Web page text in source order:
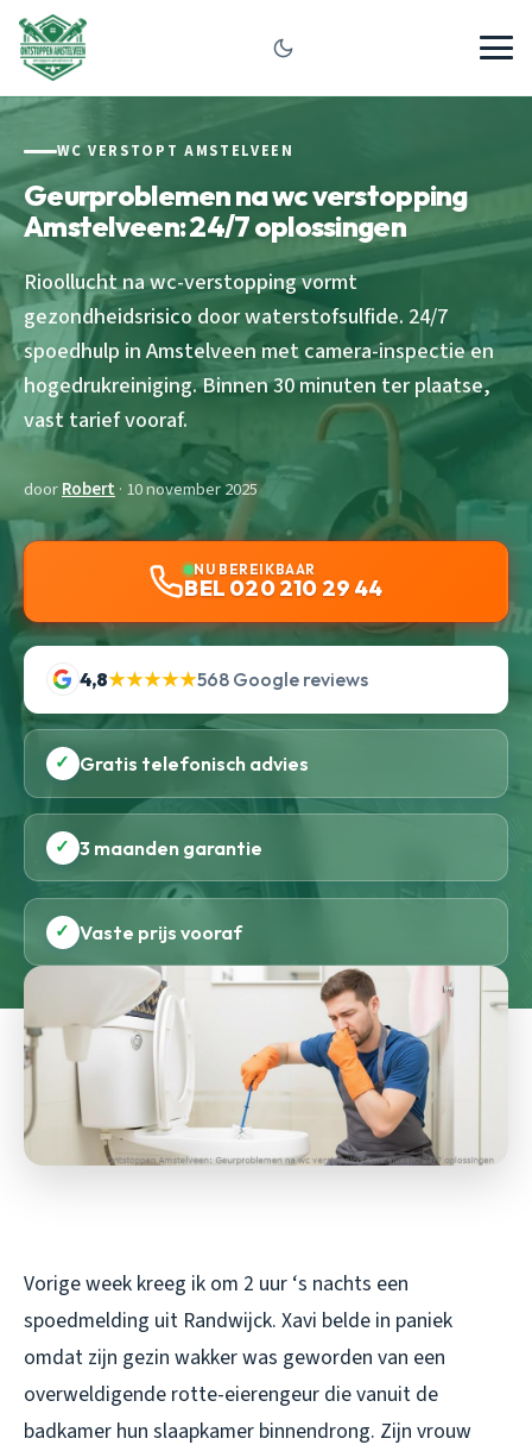
WC VERSTOPT AMSTELVEEN
Geurproblemen na wc verstopping
Amstelveen: 24/7 oplossingen
Rioollucht na wc-verstopping vormt
gezondheidsrisico door waterstofsulfide. 24/7
spoedhulp in Amstelveen met camera-inspectie en
hogedrukreiniging. Binnen 30 minuten ter plaatse,
vast tarief vooraf.
doorRobert · 10 november 2025
NU BEREIKBAAR
BEL 020 210 29 44
4,8★★★★★568 Google reviews
✓ Gratis telefonisch advies
✓ 3 maanden garantie
✓ Vaste prijs vooraf
Vorige week kreeg ik om 2 uur ‘s nachts een
spoedmelding uit Randwijck. Xavi belde in paniek
omdat zijn gezin wakker was geworden van een
overweldigende rotte-eierengeur die vanuit de
badkamer hun slaapkamer binnendrong. Zijn vrouw